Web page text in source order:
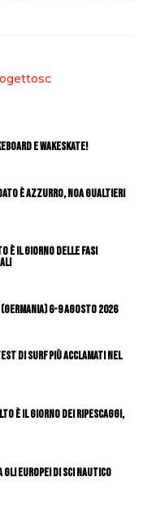
e Wakeskate!
è azzurro, Noa Gualtieri
è il giorno delle fasi
6-9 agosto 2026
di surf più acclamati nel
è il giorno dei ripescaggi,
gli Europei di Sci Nautico